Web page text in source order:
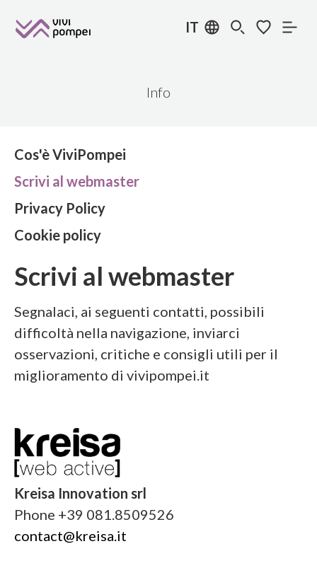
IT
Info
Cos'è ViviPompei
Scrivi al webmaster
Privacy Policy
Cookie policy
Scrivi al webmaster
Segnalaci, ai seguenti contatti, possibili
difficoltà nella navigazione, inviarci
osservazioni, critiche e consigli utili per il
miglioramento di vivipompei.it
Kreisa Innovation srl
Phone +39 081.8509526
contact@kreisa.it